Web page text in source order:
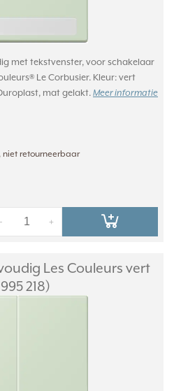
met tekstvenster, voor schakelaar
Le Corbusier. Kleur: vert
mat gelakt. Meer informatie
niet retourneerbaar
+
-
Les Couleurs vert
218)